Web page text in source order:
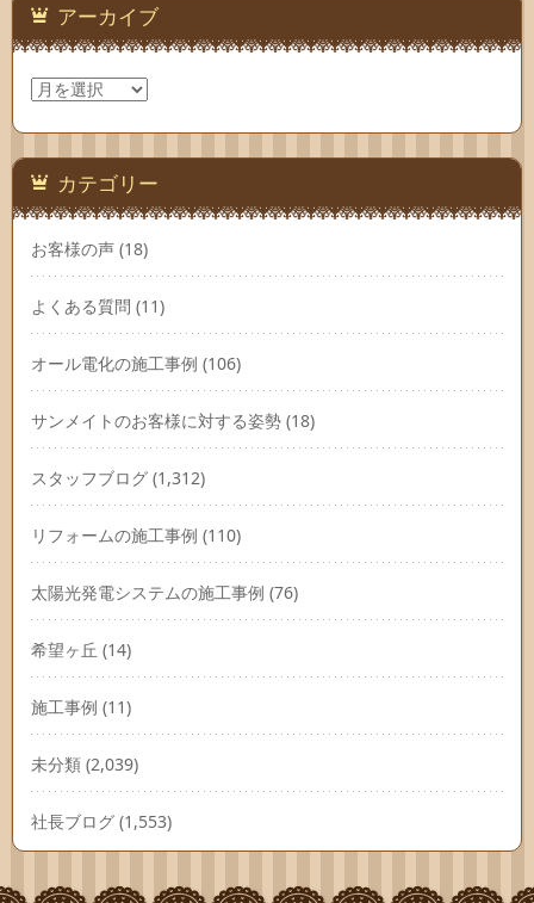
アーカイブ
ア
ー
カ
ブ カテゴリー
お客様の声 (18)
よくある質問 (11)
オール電化の施工事例 (106)
サンメイトのお客様に対する姿勢 (18)
スタッフブログ (1,312)
リフォームの施工事例 (110)
太陽光発電システムの施工事例 (76)
希望ヶ丘 (14)
施工事例 (11)
未分類 (2,039)
社長ブログ (1,553)